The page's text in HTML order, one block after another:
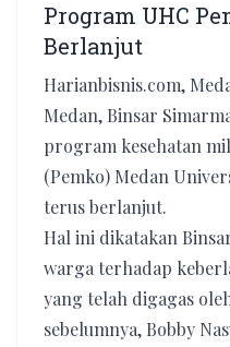
Program UHC
Berlanjut
Harianbisnis.com,
Medan, Binsar
program kesehatan
(Pemko) Medan
terus berlanjut.
Hal ini dikatakan
warga terhadap
yang telah digagas
sebelumnya, Bobby